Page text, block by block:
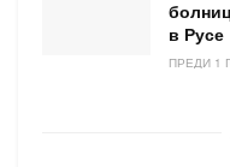
в Русе
ПРЕДИ 1